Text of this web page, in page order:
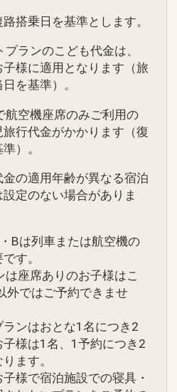
搭乗日を基準とします。
プランのこども代金は、
様に適用となります（旅
を基準）。
空機座席のみご利用の
行代金がかかります（復
）。
の適用年齢が異なる宿泊
定のない場合がありま
Bは列車または航空機の
す。
は座席ありのお子様はこ
外ではご予約できませ
ランはおとな1名につき2
子様は1名、1予約につき2
ます。
子様で宿泊施設での寝具・